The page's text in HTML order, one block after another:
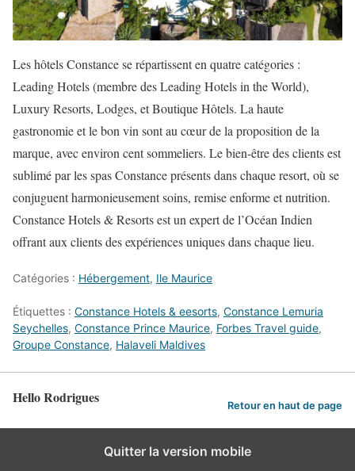
Les hôtels Constance se répartissent en quatre catégories :
Leading Hotels (membre des Leading Hotels in the World),
Luxury Resorts, Lodges, et Boutique Hôtels. La haute
gastronomie et le bon vin sont au cœur de la proposition de la
marque, avec environ cent sommeliers. Le bien-être des clients est
sublimé par les spas Constance présents dans chaque resort, où se
conjuguent harmonieusement soins, remise enforme et nutrition.
Constance Hotels & Resorts est un expert de l’Océan Indien
offrant aux clients des expériences uniques dans chaque lieu.
Catégories : Hébergement, Ile Maurice
Étiquettes : Constance Hotels & eesorts, Constance Lemuria
Seychelles, Constance Prince Maurice, Forbes Travel guide,
Groupe Constance, Halaveli Maldives
Hello Rodrigues Retour en haut de page
Quitter la version mobile